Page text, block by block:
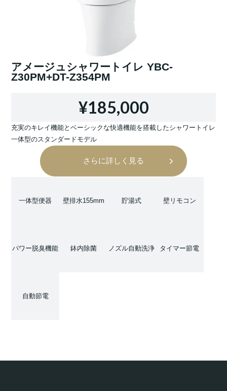
アメージュシャワートイレ YBC-
Z30PM+DT-Z354PM
¥185,000
充実のキレイ機能とベーシックな快適機能を搭載したシャワートイレ
一体型のスタンダードモデル
さらに詳しく見る
一体型便器 壁排水155mm 貯湯式 壁リモコン
パワー脱臭機能 鉢内除菌 ノズル自動洗浄 タイマー節電
自動節電